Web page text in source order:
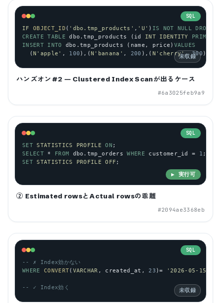
SQL
IF OBJECT_ID ( 'dbo.tmp_products' , 'U' ) IS NOT NULL DROP
CREATE
TABLE dbo .tmp_products ( id INT IDENTITY PRIMARY
INSERT
INTO dbo .tmp_products ( name , price ) VALUES
  (
N 'apple' , 100 ),(N 'banana' , 200 ),( N 'cherry', 300 ),(
未収録
ハンズオン#2 — Clustered Index Scanが出るケース
#6a3025feb9a9
SQL
SET STATISTICS PROFILE ON ;
SELECT * FROM dbo . tmp_orders WHERE customer_id = 1 ;
SET
STATISTICS PROFILE OFF ;
▶ 実行可
② Estimated rowsとActual rowsの乖離
#2094ae3368eb
SQL
-- ✗ Index効かない
WHERE
CONVERT( VARCHAR , created_at , 23 )= '2026-05-15'
-- ✓ Index効く 未収録